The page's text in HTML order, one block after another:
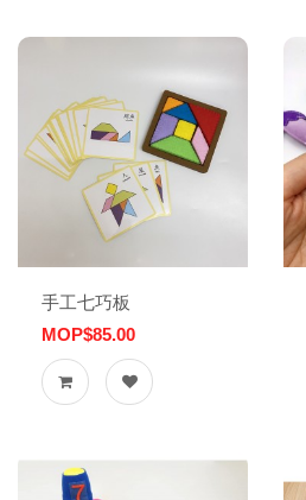
手工七巧板
MOP$85.00